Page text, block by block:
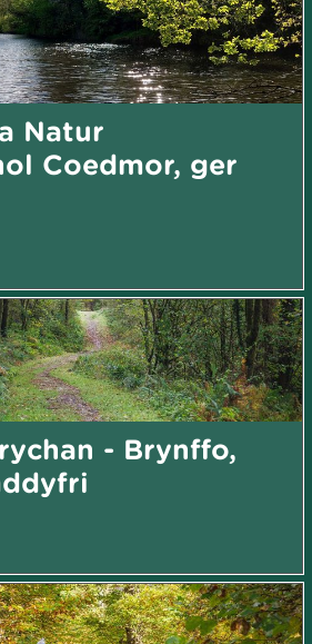
Natur
Coedmor, ger
- Brynffo,